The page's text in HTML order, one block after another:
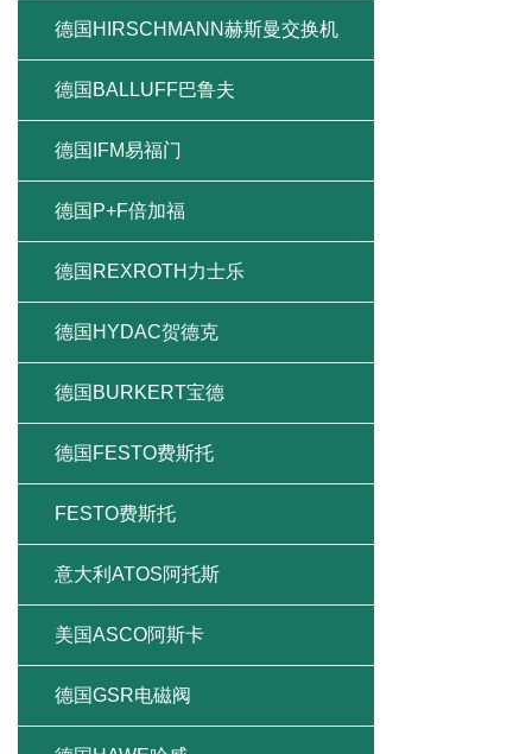
德国HIRSCHMANN赫斯曼交换机
德国BALLUFF巴鲁夫
德国IFM易福门
德国P+F倍加福
德国REXROTH力士乐
德国HYDAC贺德克
德国BURKERT宝德
德国FESTO费斯托
FESTO费斯托
意大利ATOS阿托斯
美国ASCO阿斯卡
德国GSR电磁阀